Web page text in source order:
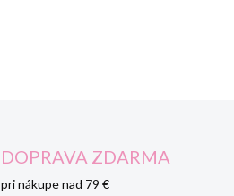
DOPRAVA ZDARMA
pri nákupe nad 79 €